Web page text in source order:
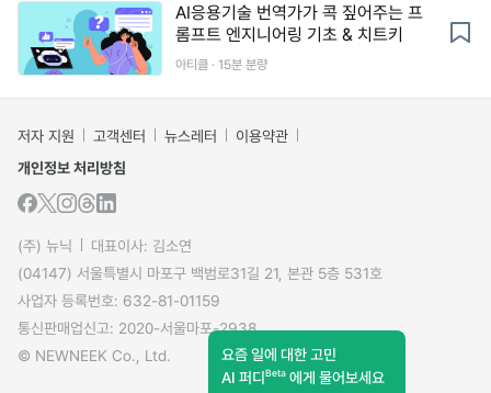
AI응용기술 번역가가 콕 짚어주는 프
롬프트 엔지니어링 기초 & 치트키
아티클 · 15분 분량
저자 지원 고객센터 뉴스레터
이용약관
개인정보 처리방침
(주) 뉴닉
대표이사: 김소연
(04147) 서울특별시 마포구 백범로31길 21, 본관 5층 531호
사업자 등록번호: 632-81-01159
통신판매업신고: 2020-서울마포-2938
© NEWNEEK Co., Ltd.
요즘 일에 대한 고민
AI 퍼디Beta 에게 물어보세요